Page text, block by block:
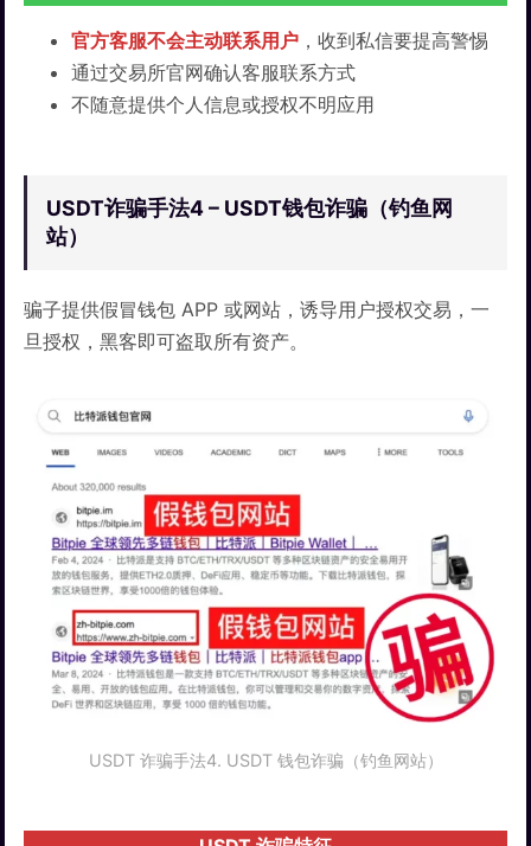
官方客服不会主动联系用户 ，收到私信要提高警惕
通过交易所官网确认客服联系方式
不随意提供个人信息或授权不明应用
USDT诈骗手法4 – USDT钱包诈骗（钓鱼网
站）
骗子提供假冒钱包 APP 或网站，诱导用户授权交易，一
旦授权，黑客即可盗取所有资产。
USDT 诈骗手法4. USDT 钱包诈骗（钓鱼网站）